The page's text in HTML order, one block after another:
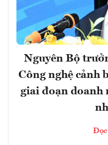
Nguyên Bộ
Công nghệ cảnh
giai đoạn doanh
Đọc